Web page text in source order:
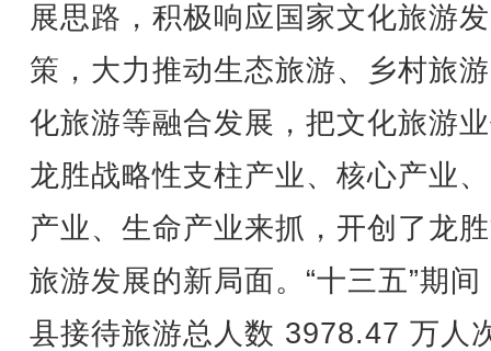
展思路，积极响应国家文化旅游
策，大力推动生态旅游、乡村旅
化旅游等融合发展，把文化旅游
龙胜战略性支柱产业、核心产业
产业、生命产业来抓，开创了龙
旅游发展的新局面。“十三五”期间
县接待旅游总人数 3978.47 万人